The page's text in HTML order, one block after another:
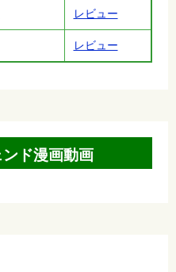
レビュー
レビュー
ド漫画動画